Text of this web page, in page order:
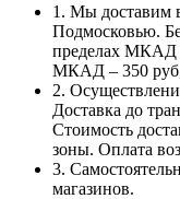
1. Мы доставим
Подмосковью.
пределах МКАД
МКАД – 350 руб,
2.
Доставка до
Стоимость
зоны. Оплата
3.
магазинов.